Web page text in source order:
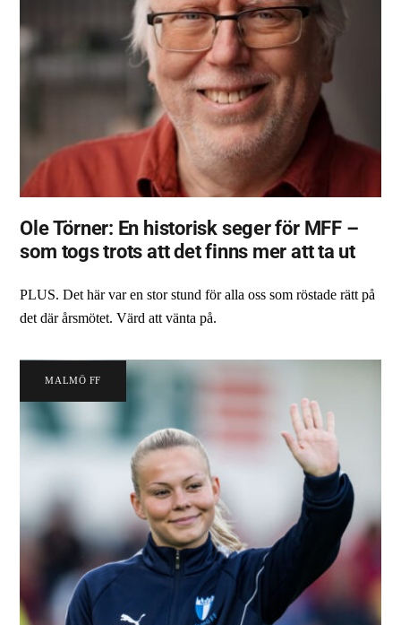
Ole Törner: En historisk seger för MFF –
som togs trots att det finns mer att ta ut
PLUS. Det här var en stor stund för alla oss som röstade rätt på
det där årsmötet. Värd att vänta på.
MALMÖ FF